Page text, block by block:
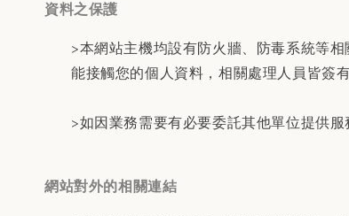
資料之保護
>本網站主機均設有防火牆、防毒系統等
能接觸您的個人資料，相關處理人員皆簽
>如因業務需要有必要委託其他單位提供
網站對外的相關連結